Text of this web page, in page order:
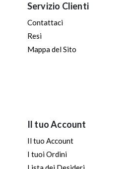
Servizio Clienti
Contattaci
Resi
Mappa del Sito
Il tuo Account
Il tuo Account
I tuoi Ordini